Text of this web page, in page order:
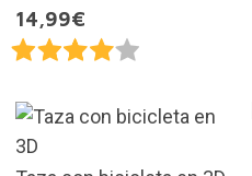
14,99€